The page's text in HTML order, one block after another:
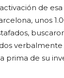
de
unos
prima de su